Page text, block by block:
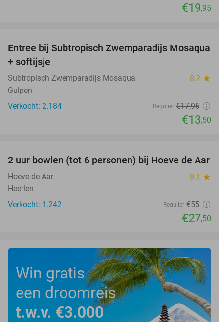
€19,95
25%
Entree bij Subtropisch Zwemparadijs Mosaqua
+ softijsje
Subtropisch Zwemparadijs Mosaqua 8.2 star
Gulpen
Verkocht: 2.184
Regulier €17,95
€13,50
50%
2 uur bowlen (tot 6 personen) bij Hoeve de Aar
Hoeve de Aar 9.4 star
Heerlen
Verkocht: 1.242
Regulier €55
€27,50
Win gratis
een droomreis
t.w.v. €3.000